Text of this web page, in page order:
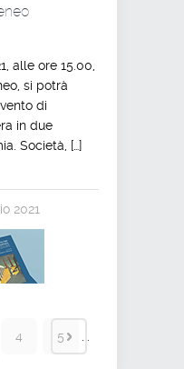
alle ore 15.00,
si potrà
di
in due
Società, […]
2021
4 5